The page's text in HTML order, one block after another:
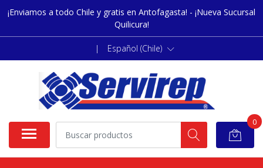
¡Enviamos a todo Chile y gratis en Antofagasta! - ¡Nueva Sucursal
Quilicura!
| Español (Chile)
0